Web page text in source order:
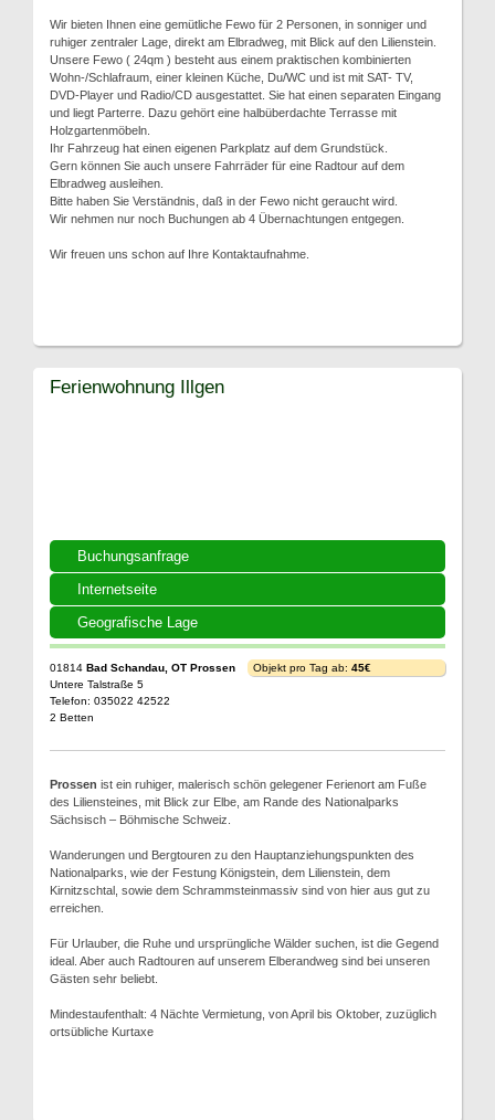
Wir bieten Ihnen eine gemütliche Fewo für 2 Personen, in sonniger und
ruhiger zentraler Lage, direkt am Elbradweg, mit Blick auf den Lilienstein.
Unsere Fewo ( 24qm ) besteht aus einem praktischen kombinierten
Wohn-/Schlafraum, einer kleinen Küche, Du/WC und ist mit SAT- TV,
DVD-Player und Radio/CD ausgestattet. Sie hat einen separaten Eingang
und liegt Parterre. Dazu gehört eine halbüberdachte Terrasse mit
Holzgartenmöbeln.
Ihr Fahrzeug hat einen eigenen Parkplatz auf dem Grundstück.
Gern können Sie auch unsere Fahrräder für eine Radtour auf dem
Elbradweg ausleihen.
Bitte haben Sie Verständnis, daß in der Fewo nicht geraucht wird.
Wir nehmen nur noch Buchungen ab 4 Übernachtungen entgegen.
Wir freuen uns schon auf Ihre Kontaktaufnahme.
Buchungsanfrage
Internetseite
Geografische Lage
Ferienwohnung Illgen
01814 Bad Schandau, OT Prossen
Untere Talstraße 5
Telefon: 035022 42522
2 Betten
Objekt pro Tag ab: 45€
Prossen ist ein ruhiger, malerisch schön gelegener Ferienort am Fuße
des Liliensteines, mit Blick zur Elbe, am Rande des Nationalparks
Sächsisch – Böhmische Schweiz.
Wanderungen und Bergtouren zu den Hauptanziehungspunkten des
Nationalparks, wie der Festung Königstein, dem Lilienstein, dem
Kirnitzschtal, sowie dem Schrammsteinmassiv sind von hier aus gut zu
erreichen.
Für Urlauber, die Ruhe und ursprüngliche Wälder suchen, ist die Gegend
ideal. Aber auch Radtouren auf unserem Elberandweg sind bei unseren
Gästen sehr beliebt.
Mindestaufenthalt: 4 Nächte Vermietung, von April bis Oktober, zuzüglich
ortsübliche Kurtaxe